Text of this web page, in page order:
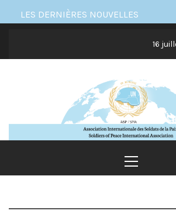
Skip
to
LES DERNIÈRES NOUVELLES
16 juillet
Menu